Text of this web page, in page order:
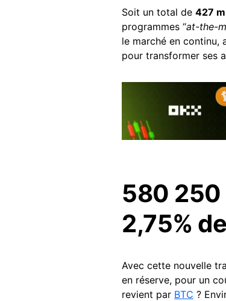
Soit un total de 427
programmes “at-the-
le marché en continu,
pour transformer ses
580 250
2,75%
Avec cette nouvelle
en réserve, pour un
revient par BTC ?